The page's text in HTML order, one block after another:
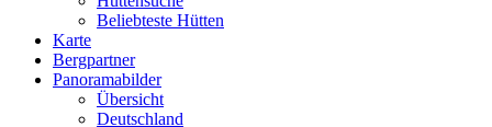
Beliebteste Hütten
Karte
Bergpartner
Panoramabilder
Übersicht
Deutschland